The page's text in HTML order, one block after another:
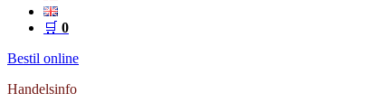
🛒 0
Bestil online
Handelsinfo